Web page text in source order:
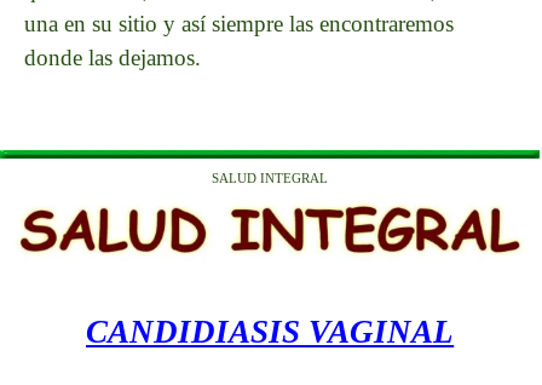
una en su sitio y así siempre las encontraremos
donde las dejamos.
SALUD INTEGRAL
CANDIDIASIS VAGINAL